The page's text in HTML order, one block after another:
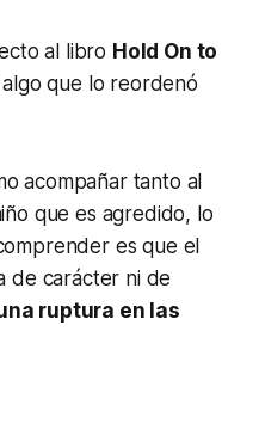
al libro Hold On to
que lo reordenó
acompañar tanto al
que es agredido, lo
es que el
de carácter ni de
ruptura en las